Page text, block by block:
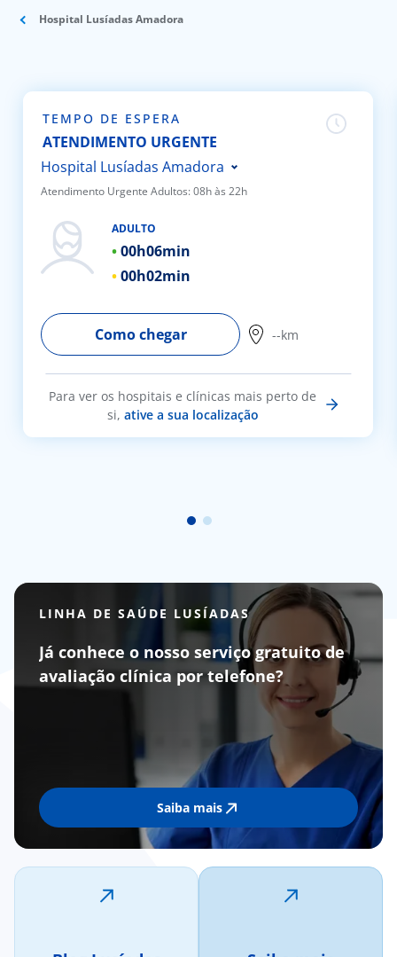
Sport
Hospital Lusíadas Amadora
TEMPO DE ESPERA
ATENDIMENTO URGENTE
Hospital Lusíadas Amadora
Hospital Lusíadas Braga
Hospital Lusíadas Lisboa
Hospital Lusíadas Paços de
Ferreira
Atendimento Urgente Adultos: 08h às 22h
ADULTO
00h06min
00h02min
Como chegar --km
Para ver os hospitais e clínicas mais perto de
si, ative a sua localização
LINHA DE SAÚDE LUSÍADAS
Saiba mais
Já conhece o nosso serviço gratuito de
avaliação clínica por telefone?